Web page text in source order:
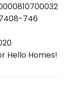
746
Hello Homes!